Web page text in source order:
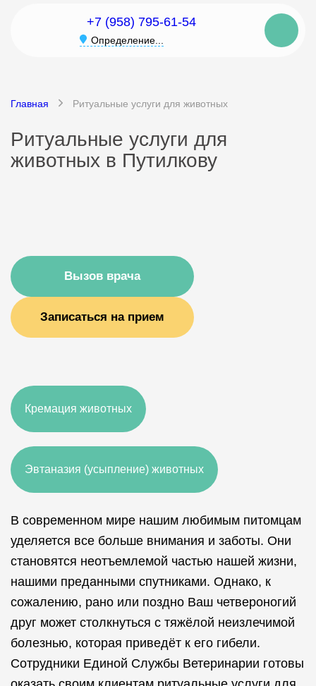
+7 (958) 795-61-54
Определение...
Главная Ритуальные услуги для животных
Ритуальные услуги для
животных в Путилкову
Вызов врача
Записаться на прием
Кремация животных
Эвтаназия (усыпление) животных
В современном мире нашим любимым питомцам
уделяется все больше внимания и заботы. Они
становятся неотъемлемой частью нашей жизни,
нашими преданными спутниками. Однако, к
сожалению, рано или поздно Ваш четвероногий
друг может столкнуться с тяжёлой неизлечимой
болезнью, которая приведёт к его гибели.
Сотрудники Единой Службы Ветеринарии готовы